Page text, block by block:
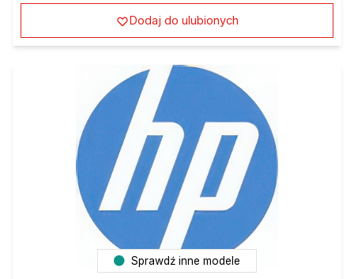
Dodaj do ulubionych
Sprawdź inne modele